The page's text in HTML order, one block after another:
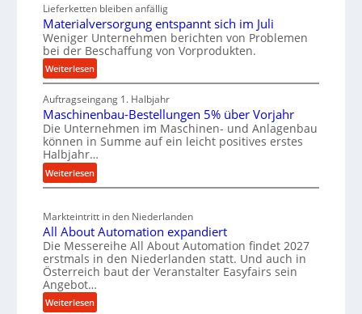
a
t
z
i
l
e
n
i
g
e
W
r
k
z
e
a
u
p
r
u
t
s
h
e
W
s
h
a
f
t
Lieferketten bleiben anfällig
Materialversorgung entspannt sich im Juli
Weniger Unternehmen berichten von Problemen
bei der Beschaffung von Vorprodukten.
Weiterlesen:
M
a
t
e
r
i
a
l
e
r
s
o
g
Auftragseingang 1. Halbjahr
Maschinenbau-Bestellungen 5% über Vorjahr
Die Unternehmen im Maschinen- und Anlagenbau
können in Summe auf ein leicht positives erstes
Halbjahr…
Weiterlesen:
M
s
c
h
i
n
e
n
Markteintritt in den Niederlanden
All About Automation expandiert
Die Messereihe All About Automation findet 2027
erstmals in den Niederlanden statt. Und auch in
Österreich baut der Veranstalter Easyfairs sein
Angebot…
Weiterlesen: